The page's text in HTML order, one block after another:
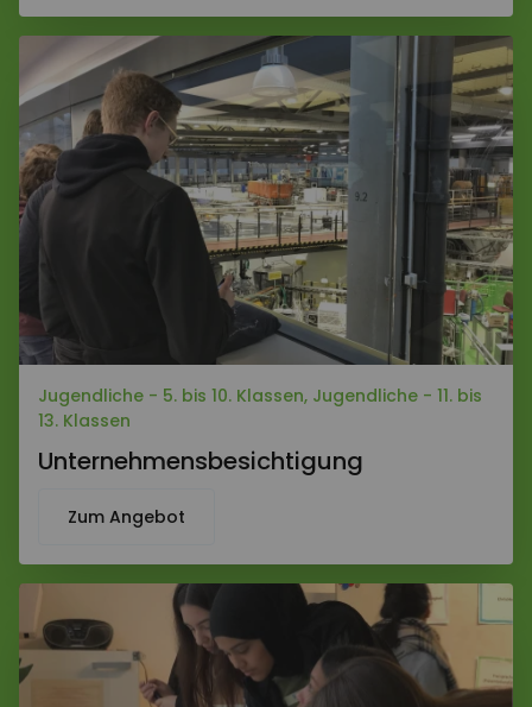
Jugendliche - 5. bis 10. Klassen, Jugendliche - 11. bis
13. Klassen
Unternehmensbesichtigung
Zum Angebot